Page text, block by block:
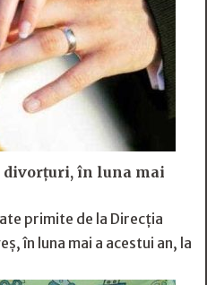
divorțuri, în luna mai
primite de la Direcția
în luna mai a acestui an, la